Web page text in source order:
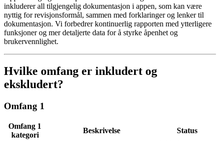
inkluderer all tilgjengelig dokumentasjon i appen, som kan være
nyttig for revisjonsformål, sammen med forklaringer og lenker til
dokumentasjon. Vi forbedrer kontinuerlig rapporten med ytterligere
funksjoner og mer detaljerte data for å styrke åpenhet og
brukervennlighet.
Hvilke omfang er inkludert og
ekskludert?
Omfang 1
Omfang 1
kategori
Beskrivelse Status